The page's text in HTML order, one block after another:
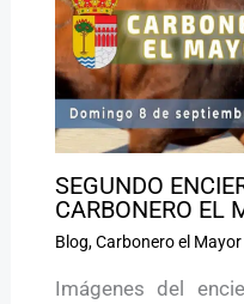
SEGUNDO
CARBONERO EL
Blog,Carbonero el Mayor
Imágenes del